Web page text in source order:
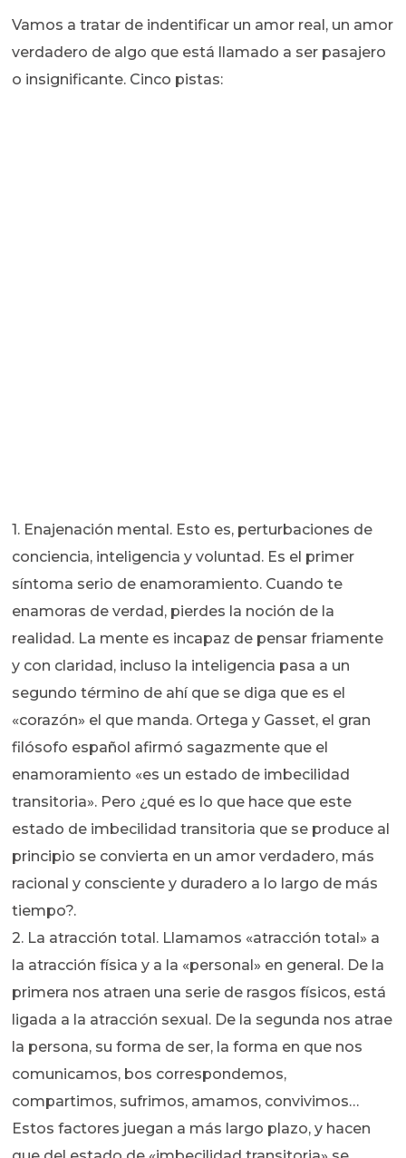
Vamos a tratar de indentificar un amor real, un amor
verdadero de algo que está llamado a ser pasajero
o insignificante. Cinco pistas:
1. Enajenación mental. Esto es, perturbaciones de
conciencia, inteligencia y voluntad. Es el primer
síntoma serio de enamoramiento. Cuando te
enamoras de verdad, pierdes la noción de la
realidad. La mente es incapaz de pensar friamente
y con claridad, incluso la inteligencia pasa a un
segundo término de ahí que se diga que es el
«corazón» el que manda. Ortega y Gasset, el gran
filósofo español afirmó sagazmente que el
enamoramiento «es un estado de imbecilidad
transitoria». Pero ¿qué es lo que hace que este
estado de imbecilidad transitoria que se produce al
principio se convierta en un amor verdadero, más
racional y consciente y duradero a lo largo de más
tiempo?.
2. La atracción total. Llamamos «atracción total» a
la atracción física y a la «personal» en general. De la
primera nos atraen una serie de rasgos físicos, está
ligada a la atracción sexual. De la segunda nos atrae
la persona, su forma de ser, la forma en que nos
comunicamos, bos correspondemos,
compartimos, sufrimos, amamos, convivimos…
Estos factores juegan a más largo plazo, y hacen